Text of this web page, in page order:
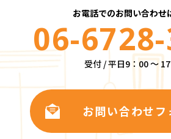
お電話でのお問い合わせ
06-
受付 / 平日9：00 ～
お問い合わせフ